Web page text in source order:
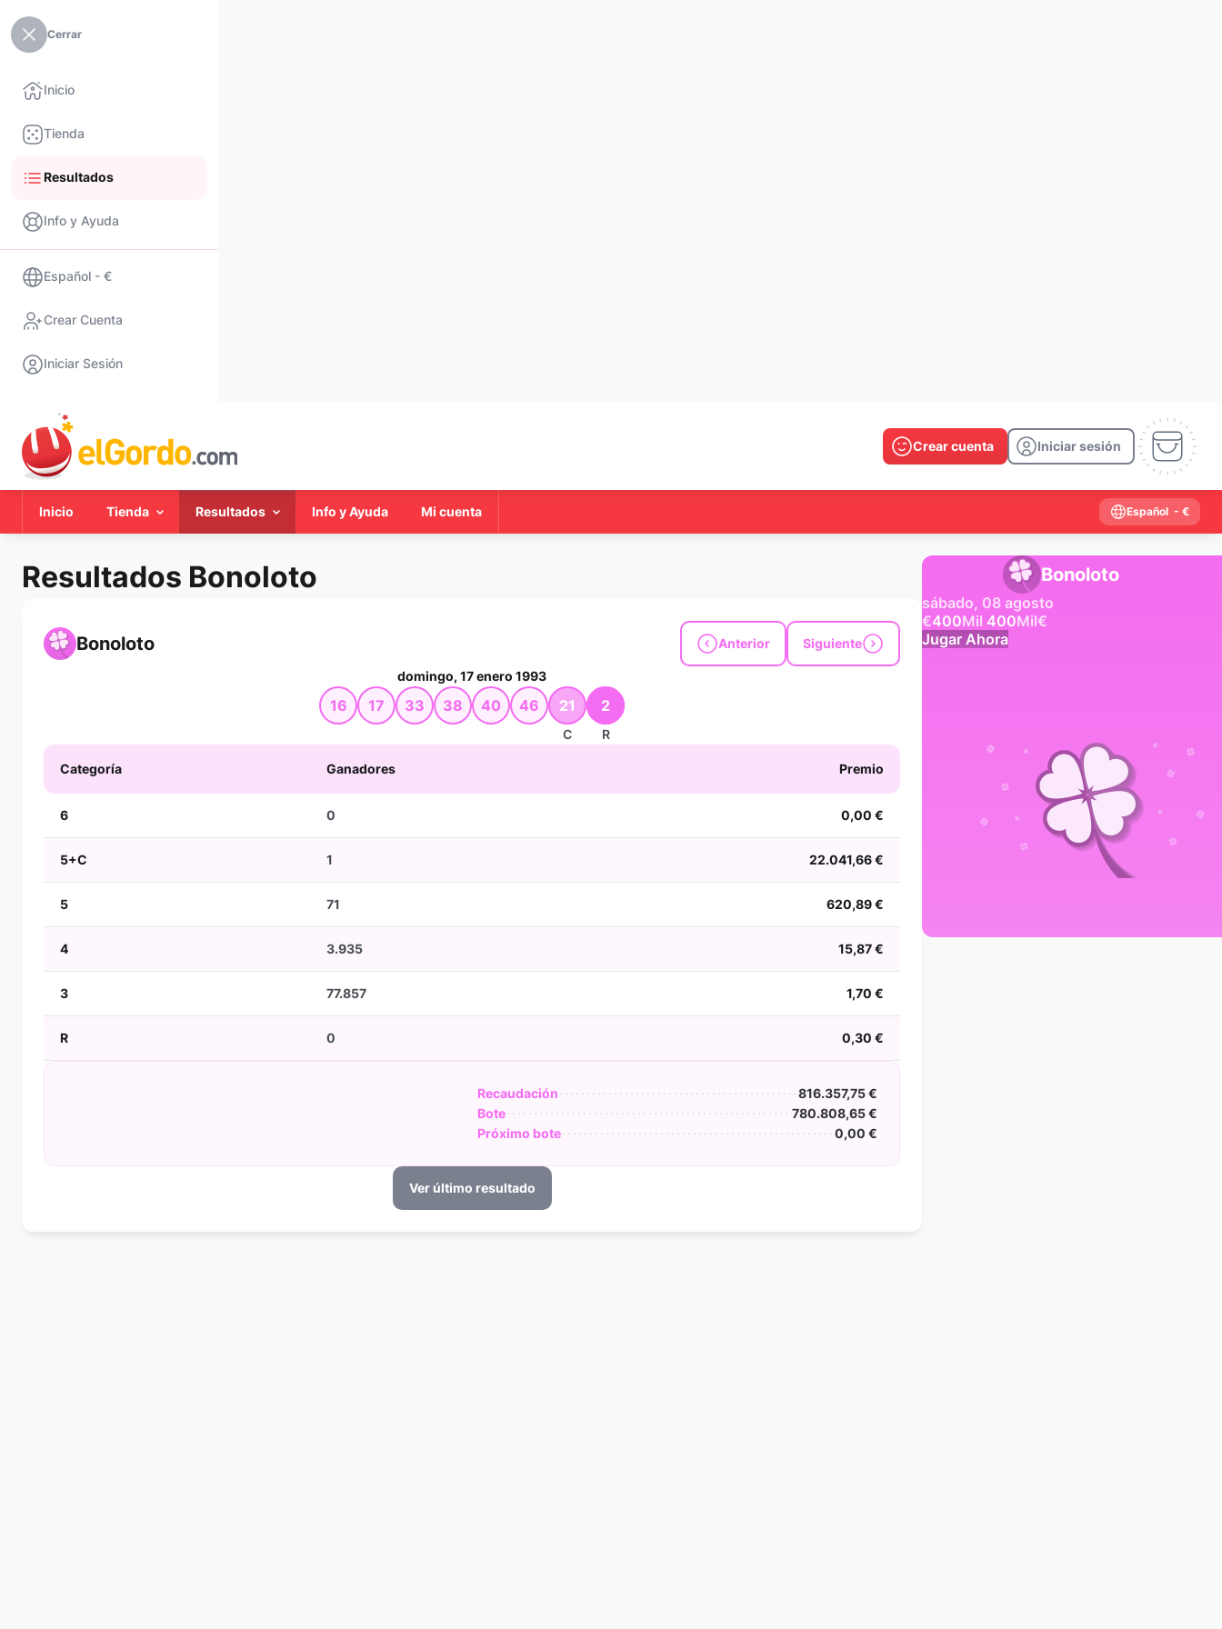
Cerrar
Inicio
Tienda
Resultados
Info y Ayuda
Español - €
Crear Cuenta
Iniciar Sesión
Crear cuenta Iniciar sesión
Inicio Tienda Resultados Info y Ayuda Mi cuenta Español - €
Resultados Bonoloto
Bonoloto Anterior Siguiente
domingo, 17 enero 1993
16 17 33 38 40 46 21
C
2
R
Categoría Ganadores Premio
6 0 0,00 €
5+C 1 22.041,66 €
5 71 620,89 €
4 3.935 15,87 €
3 77.857 1,70 €
R 0 0,30 €
Recaudación
816.357,75 €
Bote
780.808,65 €
Próximo bote
0,00 €
Ver último resultado
Bonoloto
sábado, 08 agosto
€400Mil 400Mil€
Jugar Ahora
2023 2022
2021
2018 2017 2016
2013 2012 2011 2010
2009
2006 2005 2004 2003
2001 2000 1999 1998 1997
1994 1993 1992